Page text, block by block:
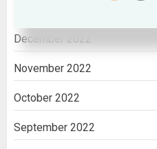
December 2022
November 2022
October 2022
September 2022